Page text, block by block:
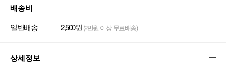
배송비
일반배송 2,500원 (2만원 이상 무료배송)
상세정보